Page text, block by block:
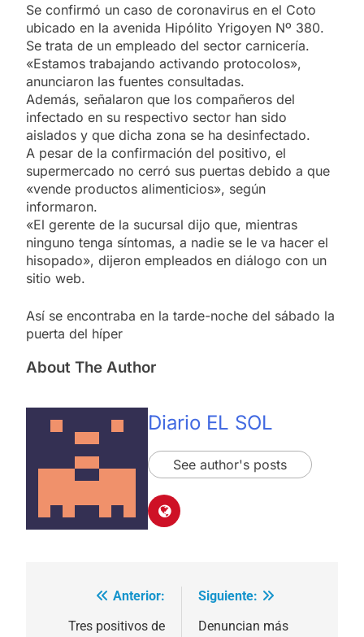
Se confirmó un caso de coronavirus en el Coto
ubicado en la avenida Hipólito Yrigoyen Nº 380.
Se trata de un empleado del sector carnicería.
«Estamos trabajando activando protocolos»,
anunciaron las fuentes consultadas.
Además, señalaron que los compañeros del
infectado en su respectivo sector han sido
aislados y que dicha zona se ha desinfectado.
A pesar de la confirmación del positivo, el
supermercado no cerró sus puertas debido a que
«vende productos alimenticios», según
informaron.
«El gerente de la sucursal dijo que, mientras
ninguno tenga síntomas, a nadie se le va hacer el
hisopado», dijeron empleados en diálogo con un
sitio web.
Así se encontraba en la tarde-noche del sábado la
puerta del híper
About The Author
Diario EL SOL
See author's posts
Navegación
Anterior:
Tres positivos de
Siguiente:
Denuncian más